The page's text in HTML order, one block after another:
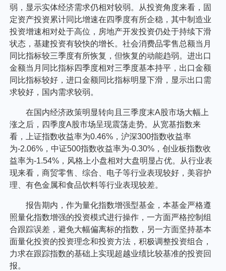
我的账户
客服中心
English
弱，显示实体经济需求仍相对较弱。从投资角度来看，固
定资产投资累计同比增速在四季度有所企稳，其中制造业
投资增速相对处于高位，房地产开发投资仍处于持续下滑
状态，基建投资有较快的增长。社会消费品零售总额当月
同比指标较三季度有所恢复，但恢复的动能趋弱。进出口
金额当月同比指标四季度相对三季度基本持平，出口金额
同比指标较好，进口金额同比指标明显下滑，显示出口需
求较好，国内需求较弱。
在国内经济政策明显转向且三季度末A股市场大幅上
涨之后，四季度A股市场呈现震荡走势。从宽基指数来
看，上证指数收益率为0.46%，沪深300指数收益率
为-2.06%，中证500指数收益率为-0.30%，创业板指数收
益率为-1.54%，风格上小盘相对大盘明显占优。从行业表
现来看，商贸零售、综合、电子等行业表现较好，美容护
理、有色金属和食品饮料等行业表现较差。
报告期内，作为量化指数增强型基金，本基金严格遵
照量化指数增强的投资模式进行操作，一方面严格控制组
合跟踪误差，避免大幅偏离标的指数，另一方面坚持基本
面量化投资的投资理念和投资方法，积极调整投资组合，
力求在跟踪指数的基础上实现超越业绩比较基准的投资回
报。